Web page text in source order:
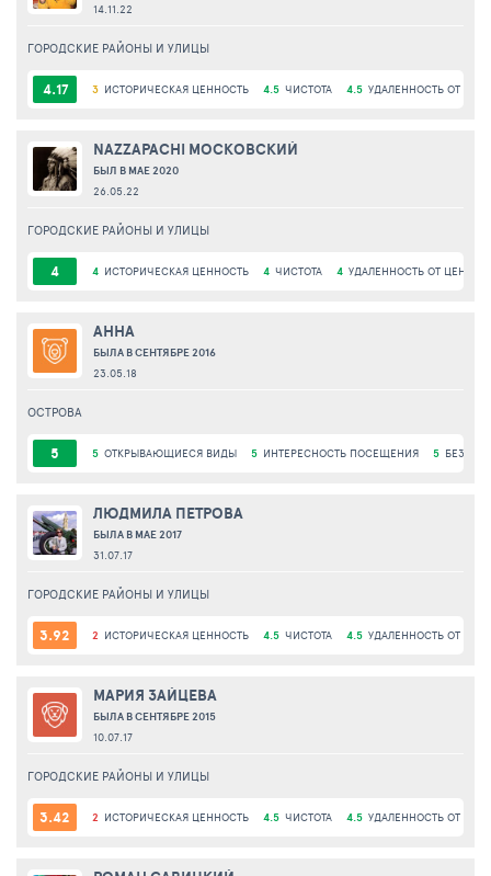
14.11.22
ГОРОДСКИЕ РАЙОНЫ И УЛИЦЫ
4.17 3 ИСТОРИЧЕСКАЯ ЦЕННОСТЬ 4.5 ЧИСТОТА 4.5 УДАЛЕННОСТЬ ОТ
NAZZAPACHI МОСКОВСКИЙ
БЫЛ В МАЕ 2020
26.05.22
ГОРОДСКИЕ РАЙОНЫ И УЛИЦЫ
4 4 ИСТОРИЧЕСКАЯ ЦЕННОСТЬ 4 ЧИСТОТА 4 УДАЛЕННОСТЬ ОТ ЦЕНТРА
АННА
БЫЛА В СЕНТЯБРЕ 2016
23.05.18
ОСТРОВА
5 5 ОТКРЫВАЮЩИЕСЯ ВИДЫ 5 ИНТЕРЕСНОСТЬ ПОСЕЩЕНИЯ 5
ЛЮДМИЛА ПЕТРОВА
БЫЛА В МАЕ 2017
31.07.17
ГОРОДСКИЕ РАЙОНЫ И УЛИЦЫ
3.92 2 ИСТОРИЧЕСКАЯ ЦЕННОСТЬ 4.5 ЧИСТОТА 4.5 УДАЛЕННОСТЬ ОТ
МАРИЯ ЗАЙЦЕВА
БЫЛА В СЕНТЯБРЕ 2015
10.07.17
ГОРОДСКИЕ РАЙОНЫ И УЛИЦЫ
3.42 2 ИСТОРИЧЕСКАЯ ЦЕННОСТЬ 4.5 ЧИСТОТА 4.5 УДАЛЕННОСТЬ ОТ